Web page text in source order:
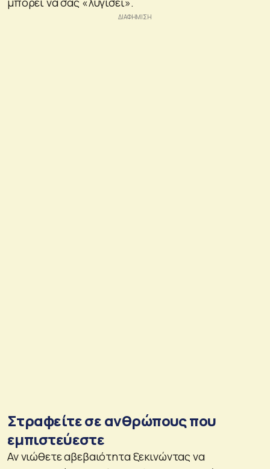
Στραφείτε σε ανθρώπους που
εμπιστεύεστε
Αν νιώθετε αβεβαιότητα ξεκινώντας να